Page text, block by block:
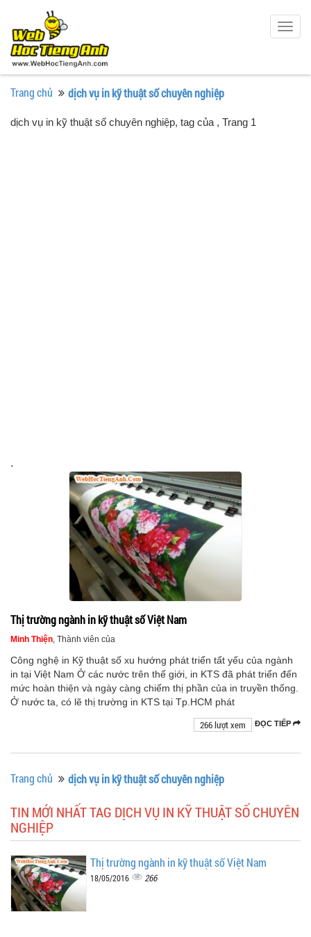
Trang chủ dịch vụ in kỹ thuật số chuyên nghiệp
dịch vụ in kỹ thuật số chuyên nghiệp, tag của , Trang 1
.
Thị trường ngành in kỹ thuật số Việt Nam
Minh Thiện , Thành viên của
Công nghệ in Kỹ thuật số xu hướng phát triển tất yếu của ngành
in tại Việt Nam Ở các nước trên thế giới, in KTS đã phát triển đến
mức hoàn thiện và ngày càng chiếm thị phần của in truyền thống.
Ở nước ta, có lẽ thị trường in KTS tại Tp.HCM phát
ĐỌC TIẾP
266 lượt xem
Trang chủ dịch vụ in kỹ thuật số chuyên nghiệp
TIN MỚI NHẤT TAG DỊCH VỤ IN KỸ THUẬT SỐ CHUYÊN
NGHIỆP
Thị trường ngành in kỹ thuật số Việt Nam
18/05/2016 266